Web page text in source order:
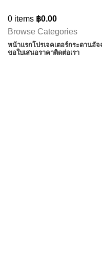
0 items ฿0.00
Browse Categories
หน้าแรกโปรเจคเตอร์กระดานอัจ
ขอใบเสนอราคาติดต่อเรา